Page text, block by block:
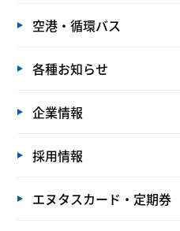
空港・循環バス
各種お知らせ
企業情報
採用情報
エヌタスカード・定期券